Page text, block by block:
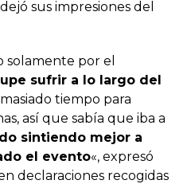
sus impresiones del
solamente por el
sufrir a lo largo del
tiempo para
así que sabía que iba a
sintiendo mejor a
el evento«, expresó
declaraciones recogidas